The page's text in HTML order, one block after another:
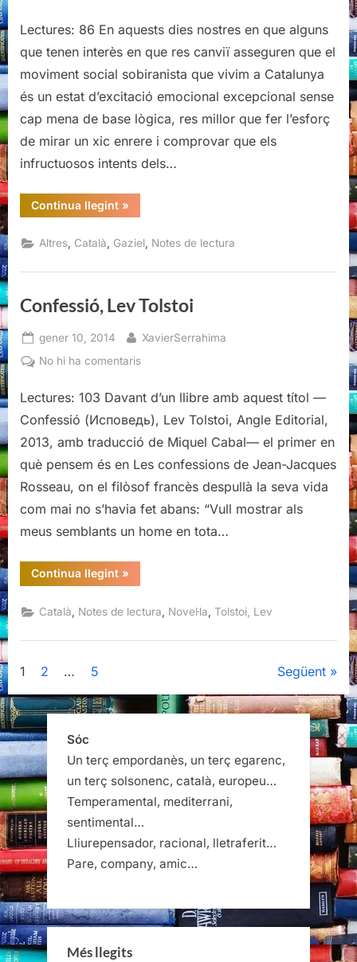
s’ha
Lectures: 86 En aquests dies nostres en que alguns
que tenen interès en que res canviï asseguren que el
moviment social sobiranista que vivim a Catalunya
és un estat d’excitació emocional excepcional sense
cap mena de base lògica, res millor que fer l’esforç
de mirar un xic enrere i comprovar que els
infructuosos intents dels…
Continua llegint“Tot
s’ha
Gaziel”
»
Altres Català Gaziel Notes de lectura
Confessió, Lev Tolstoi
Posted
on
gener 10, 2014 By
XavierSerrahima
No hi ha comentarisa
Lev
Tolstoi
Lectures: 103 Davant d’un llibre amb aquest títol —
Confessió (Исповедь), Lev Tolstoi, Angle Editorial,
2013, amb traducció de Miquel Cabal— el primer en
què pensem és en Les confessions de Jean-Jacques
Rosseau, on el filòsof francès despullà la seva vida
com mai no s’havia fet abans: “Vull mostrar als
meus semblants un home en tota…
Continua llegint“Confessió,
Lev
»
Català Notes de lectura Novel·la ,Tolstoi, Lev
Paginació
de
les
entrades
1 2 … 5 Següent
Sóc
Un terç empordanès, un terç egarenc,
un terç solsonenc, català, europeu…
Temperamental, mediterrani,
sentimental…
Lliurepensador, racional, lletraferit…
Pare, company, amic…
Més llegits